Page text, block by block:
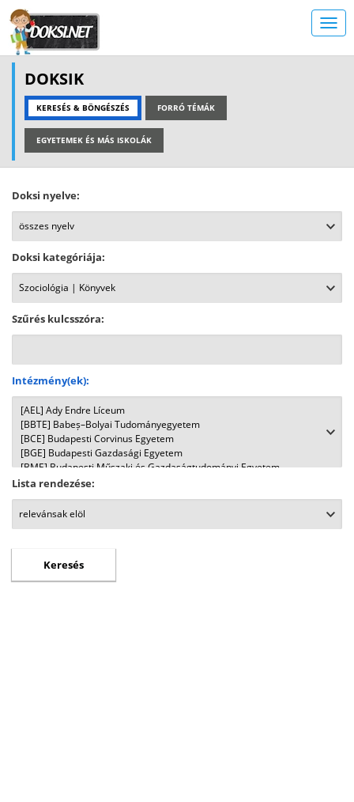
DOKSIK
KERESÉS & BÖNGÉSZÉS FORRÓ TÉMÁK
EGYETEMEK ÉS MÁS ISKOLÁK
Doksi nyelve:
Doksi kategóriája:
Szűrés kulcsszóra:
Intézmény(ek):
Lista rendezése: